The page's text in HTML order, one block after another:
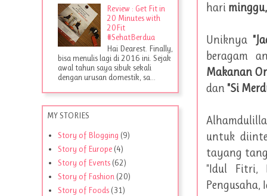
hari
Uniknya
beragam
Makanan
dan "Si
untuk
tayang
"Idul Fitri,
Pengusaha,
Review : Get Fit in
20 Minutes with
20Fit
#SehatBerdua
Hai Dearest. Finally,
bisa menulis lagi di 2016 ini. Sejak
awal tahun saya sibuk sekali
dengan urusan domestik, sa...
MY STORIES
Story of Blogging (9)
Story of Europe (4)
Story of Events (62)
Story of Fashion (20)
Story of Foods (31)